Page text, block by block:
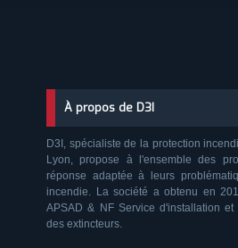
À propos de D3I
D3I, spécialiste de la protection
Lyon, propose à l'ensemble des
réponse adaptée à leurs
incendie. La société a obtenu en
APSAD & NF Service d'installation et
des extincteurs.